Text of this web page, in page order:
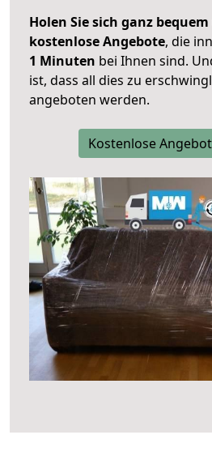
Holen Sie sich ganz
kostenlose Angebote, die
1 Minuten bei Ihnen sind.
ist, dass all dies zu
angeboten werden.
Kostenlose